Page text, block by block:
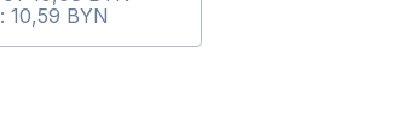
10,59 BYN